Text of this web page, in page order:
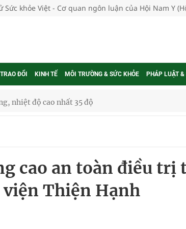
Sức khỏe Việt - Cơ quan ngôn luận của Hội Nam Y
ĐỔI KINH TẾ MÔI TRƯỜNG & SỨC KHỎE PHÁP LUẬT &
nhiệt độ cao nhất 35 độ
gia
thực tế
cao an toàn điều trị
Thiện Hạnh